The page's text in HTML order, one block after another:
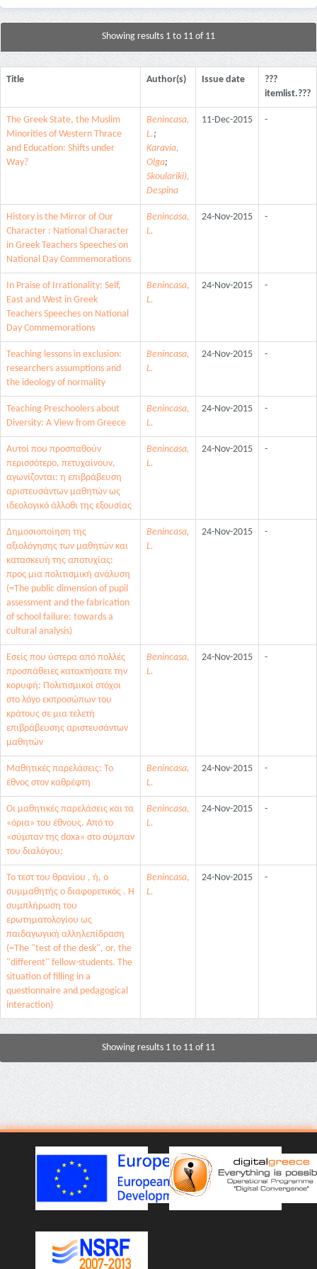
Showing results 1 to 11 of 11
Title Author(s) Issue date
???
itemlist.???
The Greek State, the Muslim
Minorities of Western Thrace
and Education: Shifts under
Way?
Benincasa,
L.;
Karavia,
Olga;
Skoulariki),
Despina
11-Dec-2015 -
History is the Mirror of Our
Character : National Character
in Greek Teachers Speeches on
National Day Commemorations
Benincasa,
L.
24-Nov-2015 -
In Praise of Irrationality: Self,
East and West in Greek
Teachers Speeches on National
Day Commemorations
Benincasa,
L.
24-Nov-2015 -
Teaching lessons in exclusion:
researchers assumptions and
the ideology of normality
Benincasa,
L.
24-Nov-2015 -
Teaching Preschoolers about
Diversity: A View from Greece
Benincasa,
L.
24-Nov-2015 -
Αυτοί που προσπαθούν
περισσότερο, πετυχαίνουν,
αγωνίζονται: η επιβράβευση
αριστευσάντων μαθητών ως
ιδεολογικό άλλοθι της εξουσίας
Benincasa,
L.
24-Nov-2015 -
Δημοσιοποίηση της
αξιολόγησης των μαθητών και
κατασκευή της αποτυχίας:
προς μια πολιτισμική ανάλυση
(=The public dimension of pupil
assessment and the fabrication
of school failure: towards a
cultural analysis)
Benincasa,
L.
24-Nov-2015 -
Εσείς που ύστερα από πολλές
προσπάθειες κατακτήσατε την
κορυφή: Πολιτισμικοί στόχοι
στο λόγο εκπροσώπων του
κράτους σε μια τελετή
επιβράβευσης αριστευσάντων
μαθητών
Benincasa,
L.
24-Nov-2015 -
Μαθητικές παρελάσεις: Το
έθνος στον καθρέφτη
Benincasa,
L.
24-Nov-2015 -
Οι μαθητικές παρελάσεις και τα
«όρια» του έθνους. Από το
«σύμπαν της doxa» στο σύμπαν
του διαλόγου;
Benincasa,
L.
24-Nov-2015 -
Το τεστ του θρανίου , ή, ο
συμμαθητής ο διαφορετικός . Η
συμπλήρωση του
ερωτηματολογίου ως
παιδαγωγική αλληλεπίδραση
(=The "test of the desk", or, the
"different" fellow-students. The
situation of filling in a
questionnaire and pedagogical
interaction)
Benincasa,
L.
24-Nov-2015 -
Showing results 1 to 11 of 11